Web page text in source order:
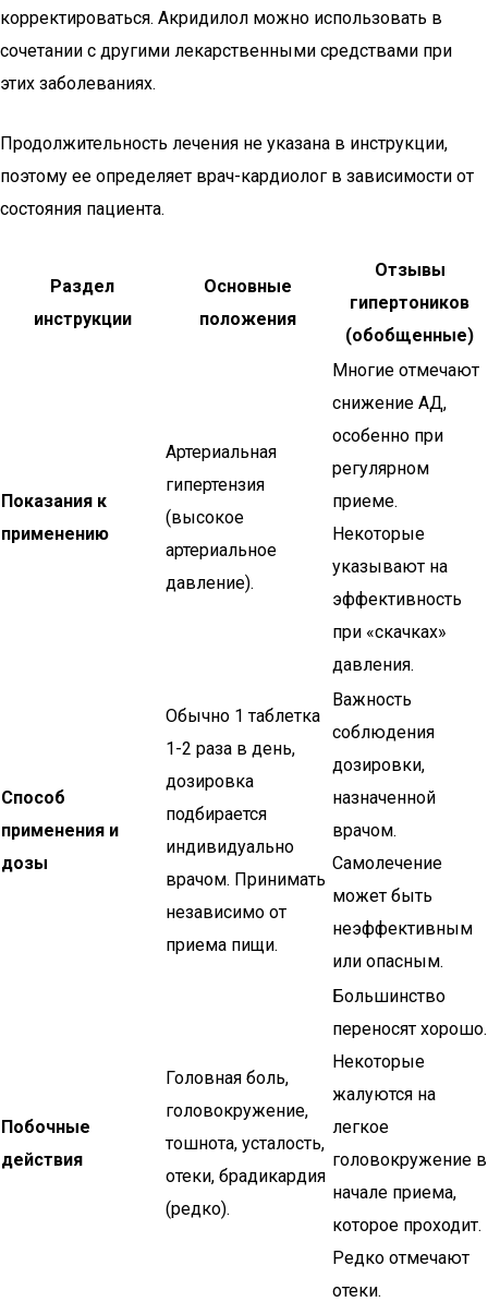
корректироваться. Акридилол можно использовать в
сочетании с другими лекарственными средствами при
этих заболеваниях.
Продолжительность лечения не указана в инструкции,
поэтому ее определяет врач-кардиолог в зависимости от
состояния пациента.
Раздел
инструкции
Основные
положения
Отзывы
гипертоников
(обобщенные)
Показания к
применению
Артериальная
гипертензия
(высокое
артериальное
давление).
Многие отмечают
снижение АД,
особенно при
регулярном
приеме.
Некоторые
указывают на
эффективность
при «скачках»
давления.
Способ
применения и
дозы
Обычно 1 таблетка
1-2 раза в день,
дозировка
подбирается
индивидуально
врачом. Принимать
независимо от
приема пищи.
Важность
соблюдения
дозировки,
назначенной
врачом.
Самолечение
может быть
неэффективным
или опасным.
Побочные
действия
Головная боль,
головокружение,
тошнота, усталость,
отеки, брадикардия
(редко).
Большинство
переносят хорошо.
Некоторые
жалуются на
легкое
головокружение в
начале приема,
которое проходит.
Редко отмечают
отеки.